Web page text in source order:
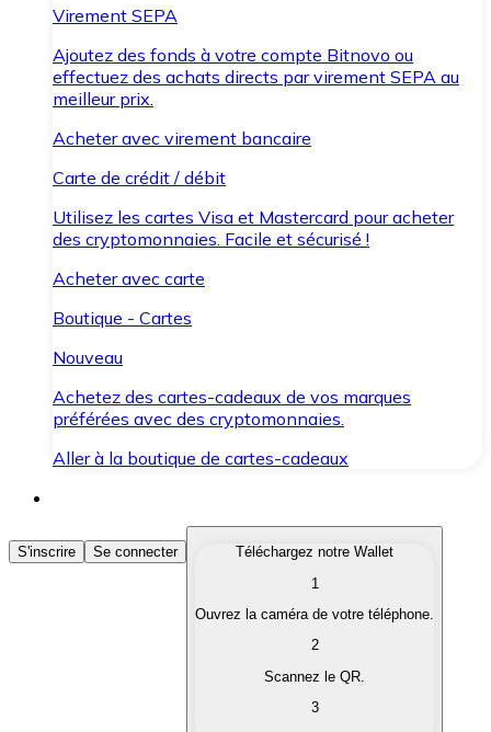
Virement SEPA
Ajoutez des fonds à votre compte Bitnovo ou
effectuez des achats directs par virement SEPA au
meilleur prix.
Acheter avec virement bancaire
Carte de crédit / débit
Utilisez les cartes Visa et Mastercard pour acheter
des cryptomonnaies. Facile et sécurisé !
Acheter avec carte
Boutique - Cartes
Nouveau
Achetez des cartes-cadeaux de vos marques
préférées avec des cryptomonnaies.
Aller à la boutique de cartes-cadeaux
Acheter des Cryptomonnaies
Achetez les cryptomonnaies qui vous intéressent
Convertissez vos cryptomonnaies en monnaie
S'inscrire Se connecter
Téléchargez notre Wallet
1
Ouvrez la caméra de votre téléphone.
2
Scannez le QR.
3